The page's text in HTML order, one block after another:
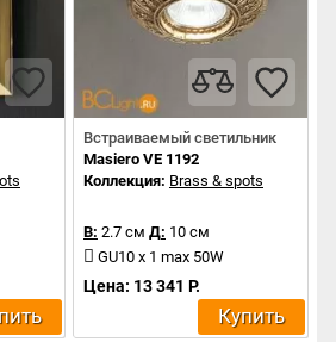
Встраиваемый светильник
Masiero VE 1192
Коллекция: Brass & spots
В: 2.7 см Д: 10 см
GU10 x 1 max 50W
Цена: 13 341 Р.
Купить